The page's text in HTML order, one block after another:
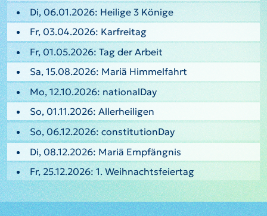
Di, 06.01.2026: Heilige 3 Könige
Fr, 03.04.2026: Karfreitag
Fr, 01.05.2026: Tag der Arbeit
Sa, 15.08.2026: Mariä Himmelfahrt
Mo, 12.10.2026: nationalDay
So, 01.11.2026: Allerheiligen
So, 06.12.2026: constitutionDay
Di, 08.12.2026: Mariä Empfängnis
Fr, 25.12.2026: 1. Weihnachtsfeiertag